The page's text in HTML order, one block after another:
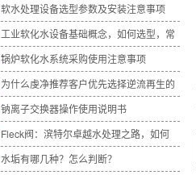
软水处理设备选型参数及安装注意事项
工业软化水设备基础概念，如何选型，常
锅炉软化水系统采购使用注意事项
为什么虔净推荐客户优先选择逆流再生的
钠离子交换器操作使用说明书
Fleck阀：滨特尔卓越水处理之路，如何
水垢有哪几种？怎么判断？